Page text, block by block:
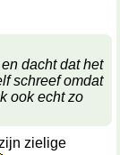
dacht dat het
schreef omdat
ook echt zo
zielige